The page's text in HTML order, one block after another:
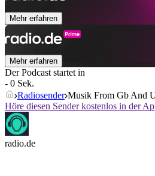
Mehr erfahren
Mehr erfahren
Der Podcast startet in
- 0 Sek.
Radiosender Musik From Gb And
Höre diesen Sender kostenlos in der
radio.de